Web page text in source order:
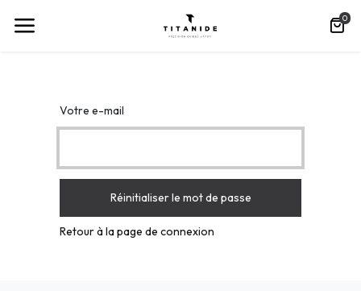
0
Votre e-mail
Réinitialiser le mot de passe
Retour à la page de connexion